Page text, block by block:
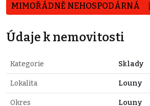
MIMOŘÁDNĚ NEHOSPODÁRNÁ
Údaje k nemovitosti
Kategorie Sklady
Lokalita Louny
Okres Louny